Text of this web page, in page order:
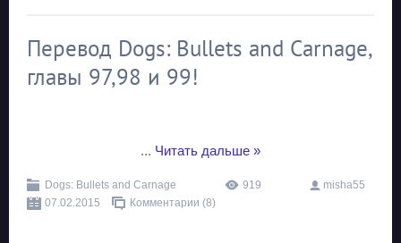
Перевод Dogs: Bullets and Carnage,
главы 97,98 и 99!
... Читать дальше »
Dogs: Bullets and Carnage 919
misha55
07.02.2015
Комментарии (8)